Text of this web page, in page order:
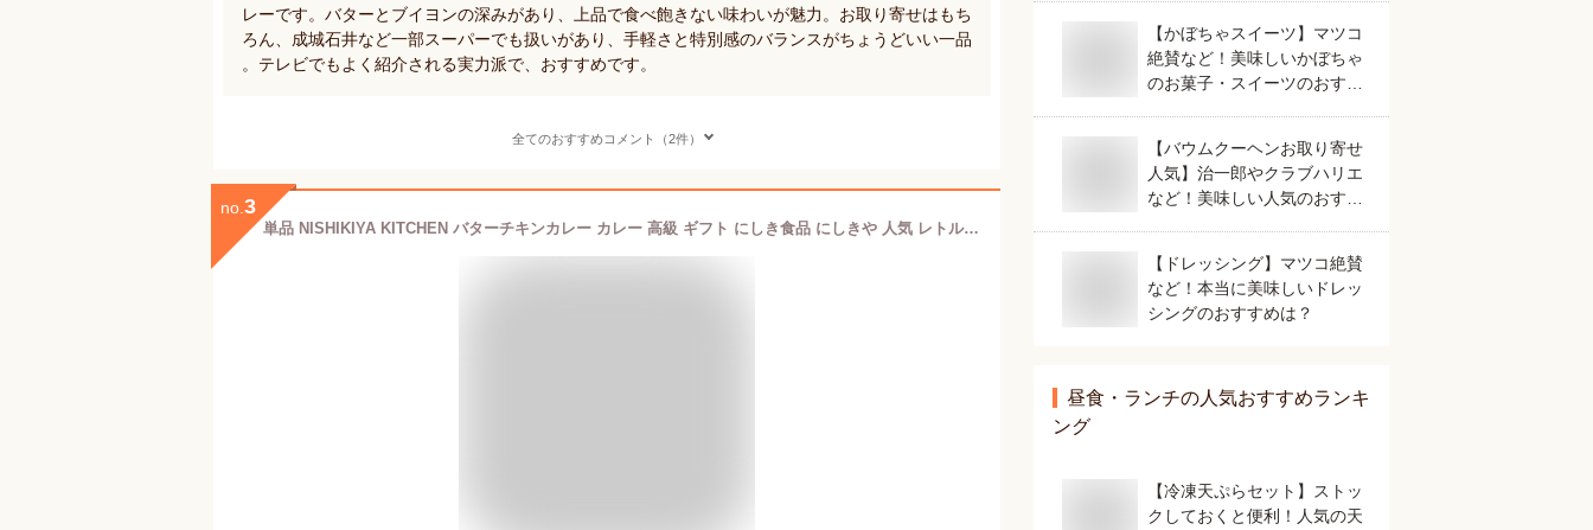
レーです。バターとブイヨンの深みがあり、上品で食べ飽きない味わいが魅力。お取り寄せはもち
ろん、成城石井など一部スーパーでも扱いがあり、手軽さと特別感のバランスがちょうどいい一品
。テレビでもよく紹介される実力派で、おすすめです。
全てのおすすめコメント（2件）
no. 3
単品 NISHIKIYA KITCHEN バターチキンカレー カレー 高級 ギフト にしき食品 にしきや 人気 レトルトカレー レトルト食品 カレーライス レトルト インドカレー 本格派 おいしい 美味しい【メール便可】【食品A】【DM】【海外×】
【かぼちゃスイーツ】マツコ
絶賛など！美味しいかぼちゃ
のお菓子・スイーツのおすす
【バウムクーヘンお取り寄せ
人気】治一郎やクラブハリエ
など！美味しい人気のおすす
【ドレッシング】マツコ絶賛
など！本当に美味しいドレッ
シングのおすすめは？
昼食・ランチの人気おすすめランキ
ング
【冷凍天ぷらセット】ストッ
クしておくと便利！人気の天